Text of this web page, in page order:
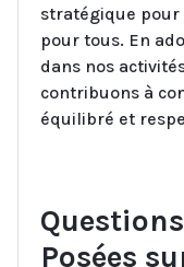
stratégique
pour tous. En
dans nos
contribuons à
équilibré et
Posées